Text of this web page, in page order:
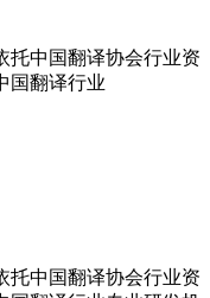
中国翻译协会行业资
国翻译行业
中国翻译协会行业资